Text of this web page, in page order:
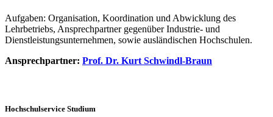
Aufgaben: Organisation, Koordination und Abwicklung des
Lehrbetriebs, Ansprechpartner gegenüber Industrie- und
Dienstleistungsunternehmen, sowie ausländischen Hochschulen.
Ansprechpartner: Prof. Dr. Kurt Schwindl-Braun
Hochschulservice Studium